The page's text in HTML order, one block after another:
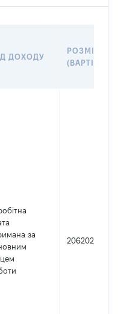
ДОХОДУ
РОЗМІР
(ВАРТІСТЬ)
за
206202